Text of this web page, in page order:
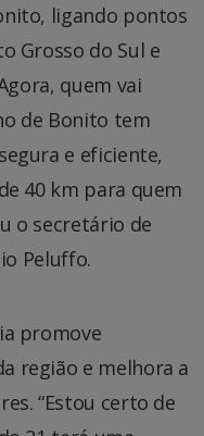
ligando pontos
Grosso do Sul e
quem vai
de Bonito tem
e eficiente,
40 km para quem
o secretário de
Peluffo.
promove
região e melhora a
“Estou certo de